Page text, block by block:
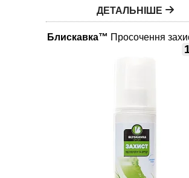
ДЕТАЛЬНІШЕ
Блискавка™ Просочення захист від